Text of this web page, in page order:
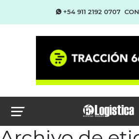
+54 911 2192 0707